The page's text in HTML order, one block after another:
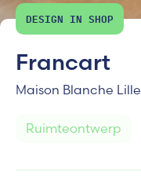
DESIGN IN SHOP
Francart
Maison Blanche Lille
Ruimteontwerp